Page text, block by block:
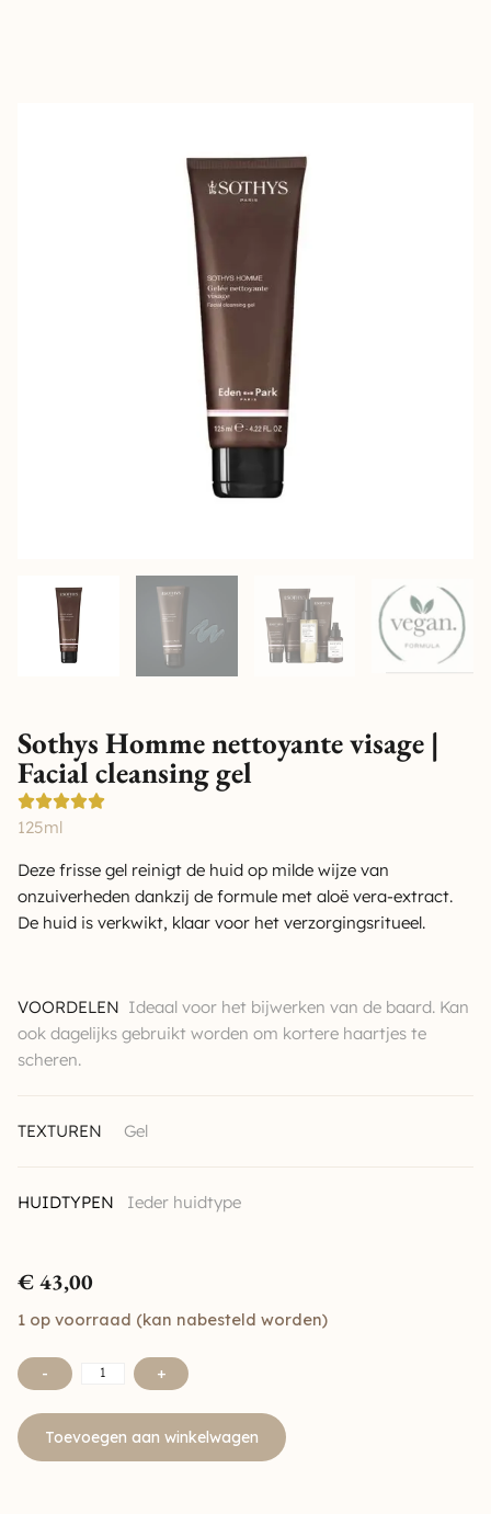
Sothys Homme nettoyante visage |
Facial cleansing gel
125ml
Deze frisse gel reinigt de huid op milde wijze van
onzuiverheden dankzij de formule met aloë vera-extract.
De huid is verkwikt, klaar voor het verzorgingsritueel.
VOORDELEN Ideaal voor het bijwerken van de baard. Kan
ook dagelijks gebruikt worden om kortere haartjes te
scheren.
TEXTUREN Gel
HUIDTYPEN Ieder huidtype
€43,00
1 op voorraad (kan nabesteld worden)
- +
Toevoegen aan winkelwagen